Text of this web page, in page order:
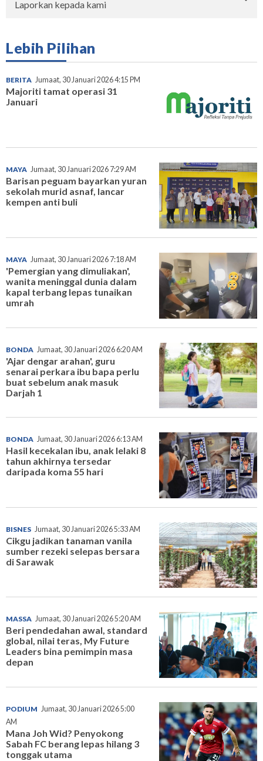
Laporkan kepada kami
Lebih Pilihan
BERITA Jumaat, 30 Januari 2026 4:15 PM
Majoriti tamat operasi 31
Januari
MAYA Jumaat, 30 Januari 2026 7:29 AM
Barisan peguam bayarkan yuran
sekolah murid asnaf, lancar
kempen anti buli
MAYA Jumaat, 30 Januari 2026 7:18 AM
'Pemergian yang dimuliakan',
wanita meninggal dunia dalam
kapal terbang lepas tunaikan
umrah
BONDA Jumaat, 30 Januari 2026 6:20 AM
'Ajar dengar arahan', guru
senarai perkara ibu bapa perlu
buat sebelum anak masuk
Darjah 1
BONDA Jumaat, 30 Januari 2026 6:13 AM
Hasil kecekalan ibu, anak lelaki 8
tahun akhirnya tersedar
daripada koma 55 hari
BISNES Jumaat, 30 Januari 2026 5:33 AM
Cikgu jadikan tanaman vanila
sumber rezeki selepas bersara
di Sarawak
MASSA Jumaat, 30 Januari 2026 5:20 AM
Beri pendedahan awal, standard
global, nilai teras, My Future
Leaders bina pemimpin masa
depan
PODIUM Jumaat, 30 Januari 2026 5:00
AM
Mana Joh Wid? Penyokong
Sabah FC berang lepas hilang 3
tonggak utama